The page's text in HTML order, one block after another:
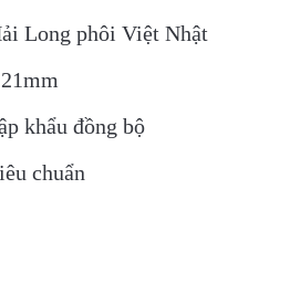
Long phôi Việt Nhật
khẩu đồng bộ
chuẩn